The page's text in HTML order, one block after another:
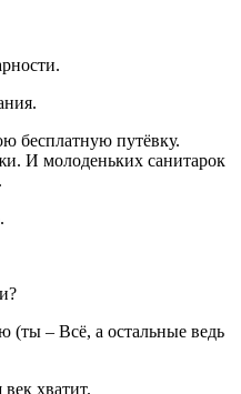
бесплатную путёвку.
И молоденьких санитарок
(ты – Всё, а остальные ведь
хватит.